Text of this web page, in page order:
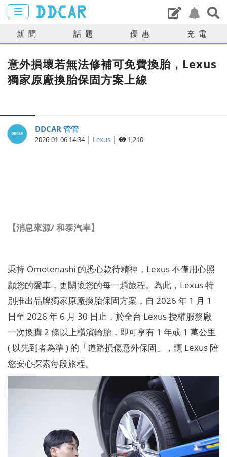
新聞 話題 優惠 充電
意外損壞若無法修補可免費換胎，Lexus
獨家原廠換胎保固方案上線
DDCAR 管管
2026-01-06 14:34 | Lexus | 1,210
【消息來源/ 和泰汽車】
秉持 Omotenashi 的悉心款待精神，Lexus 不僅用心照
顧您的愛車，更關懷您的每一趟旅程。為此，Lexus 特
別推出品牌獨家原廠換胎保固方案，自 2026 年 1 月 1
日至 2026 年 6 月 30 日止，於全台 Lexus 授權服務廠
一次換購 2 條以上橫濱輪胎，即可享有 1 年或 1 萬公里
( 以先到者為準 ) 的「道路損傷意外保固」，讓 Lexus 陪
您安心探索每段旅程。